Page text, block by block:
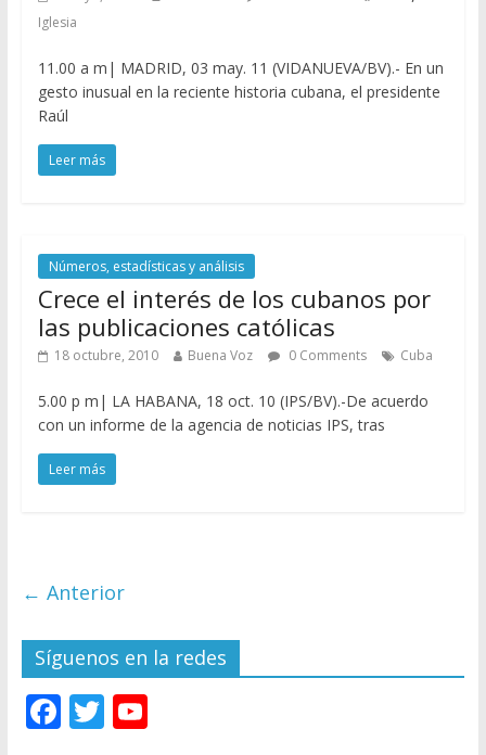
Iglesia
11.00 a m| MADRID, 03 may. 11 (VIDANUEVA/BV).- En un
gesto inusual en la reciente historia cubana, el presidente
Raúl
Leer más
Números, estadísticas y análisis
Crece el interés de los cubanos por
las publicaciones católicas
18 octubre, 2010 Buena Voz 0 Comments Cuba
5.00 p m| LA HABANA, 18 oct. 10 (IPS/BV).-De acuerdo
con un informe de la agencia de noticias IPS, tras
Leer más
← Anterior
Síguenos en la redes
F T Y